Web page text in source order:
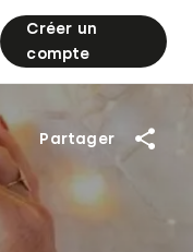
Créer un
compte
Partager